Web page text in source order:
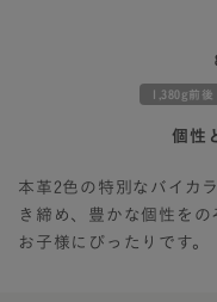
1,380g前後
個性
本革2色の特別なバイカ
き締め、豊かな個性を
お子様にぴったりです。